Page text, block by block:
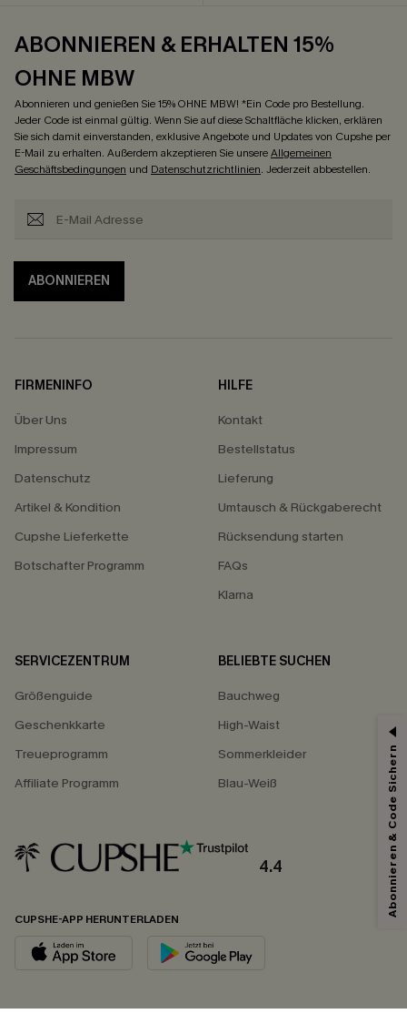
ABONNIEREN & ERHALTEN 15%
OHNE MBW
Abonnieren und genießen Sie 15% OHNE MBW! *Ein Code pro Bestellung.
Jeder Code ist einmal gültig. Wenn Sie auf diese Schaltfläche klicken, erklären
Sie sich damit einverstanden, exklusive Angebote und Updates von Cupshe per
E-Mail zu erhalten. Außerdem akzeptieren Sie unsereAllgemeinen
Geschäftsbedingungen und Datenschutzrichtlinien. Jederzeit abbestellen.
ABONNIEREN
FIRMENINFO
Über Uns
Impressum
Datenschutz
Artikel & Kondition
Cupshe Lieferkette
Botschafter Programm
HILFE
Kontakt
Bestellstatus
Lieferung
Umtausch & Rückgaberecht
Rücksendung starten
FAQs
Klarna
SERVICEZENTRUM
Größenguide
Geschenkkarte
Treueprogramm
Affiliate Programm
BELIEBTE SUCHEN
Bauchweg
High-Waist
Sommerkleider
Blau-Weiß
4.4
CUPSHE-APP HERUNTERLADEN
Abonnieren & Code Sichern